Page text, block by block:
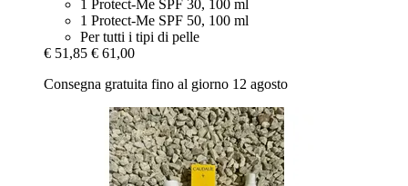
1 Protect-Me SPF 30, 100 ml
1 Protect-Me SPF 50, 100 ml
Per tutti i tipi di pelle
€ 51,85 € 61,00
Consegna gratuita fino al giorno 12 agosto